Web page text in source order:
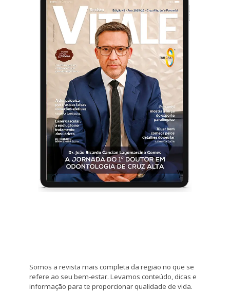
Somos a revista mais completa da região no que se
refere ao seu bem-estar. Levamos conteúdo, dicas e
informação para te proporcionar qualidade de vida.